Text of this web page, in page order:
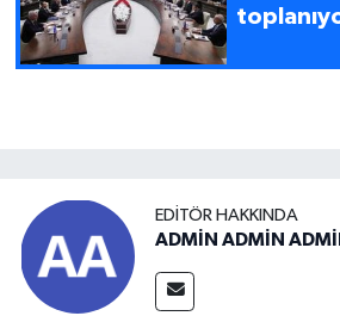
EDITÖR HAKKINDA
ADMİN ADMİN